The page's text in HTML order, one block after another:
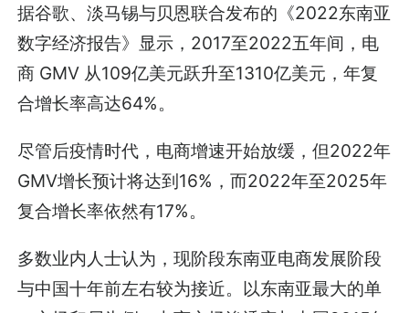
据谷歌、淡马锡与贝恩联合发布的《2022东南亚
数字经济报告》显示，2017至2022五年间，电
商 GMV 从109亿美元跃升至1310亿美元，年复
合增长率高达64%。
尽管后疫情时代，电商增速开始放缓，但2022年
GMV增长预计将达到16%，而2022年至2025年
复合增长率依然有17%。
多数业内人士认为，现阶段东南亚电商发展阶段
与中国十年前左右较为接近。以东南亚最大的单